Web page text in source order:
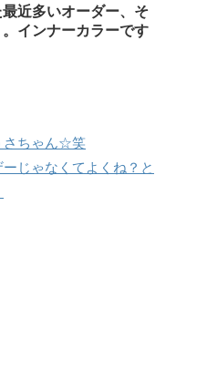
最近多いオーダー、そ
インナーカラーです
さちゃん☆笑
ゃなくてよくね？と